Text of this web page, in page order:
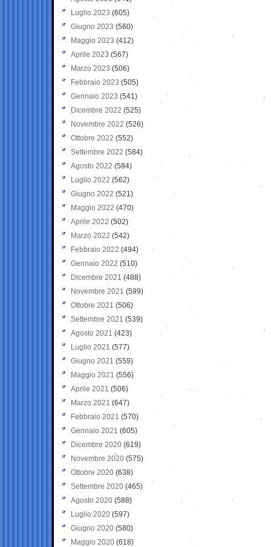
Luglio 2023 (605)
Giugno 2023 (560)
Maggio 2023 (412)
Aprile 2023 (567)
Marzo 2023 (506)
Febbraio 2023 (505)
Gennaio 2023 (541)
Dicembre 2022 (525)
Novembre 2022 (526)
Ottobre 2022 (552)
Settembre 2022 (584)
Agosto 2022 (584)
Luglio 2022 (562)
Giugno 2022 (521)
Maggio 2022 (470)
Aprile 2022 (502)
Marzo 2022 (542)
Febbraio 2022 (494)
Gennaio 2022 (510)
Dicembre 2021 (488)
Novembre 2021 (599)
Ottobre 2021 (506)
Settembre 2021 (539)
Agosto 2021 (423)
Luglio 2021 (577)
Giugno 2021(559)
Maggio 2021 (556)
Aprile 2021 (506)
Marzo 2021 (647)
Febbraio 2021 (570)
Gennaio 2021 (605)
Dicembre 2020 (619)
Novembre 2020 (575)
Ottobre 2020 (638)
Settembre 2020(465)
Agosto 2020 (588)
Luglio 2020 (597)
Giugno 2020 (580)
Maggio 2020 (618)